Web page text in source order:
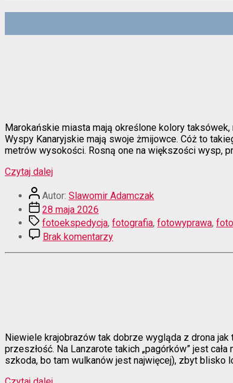
Marokańskie miasta mają określone kolory
Wyspy Kanaryjskie mają swoje żmijowce. Cóż to
metrów wysokości. Rosną one na większości wysp,
Czytaj dalej“Teneryfa
La
Palma,
czyli
niezłe
kwiatki”
Autor
wpisu
Autor: Slawomir Adamczak
Data
wpisu
28 maja 2026
Tagifotoekspedycja, fotografia, fotowyprawa,
Brak komentarzydo
Teneryfa
i
Niewiele krajobrazów tak dobrze wygląda z drona
przeszłość. Na Lanzarote takich „pagórków” jest
szkoda, bo tam wulkanów jest najwięcej), zbyt blisko
“Lot